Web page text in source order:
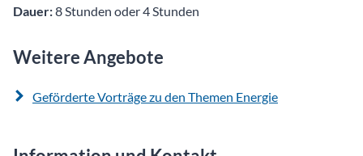
Dauer:8 Stunden oder 4 Stunden
Weitere Angebote
Geförderte Vorträge zu den Themen Energie